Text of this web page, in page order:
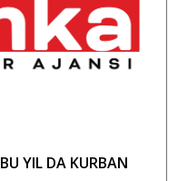
YIL DA KURBAN